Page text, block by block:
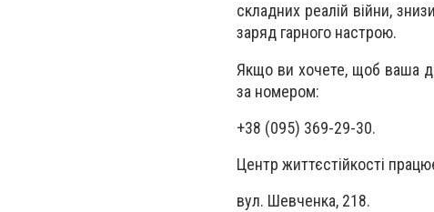
складних реалій війни,
заряд гарного настрою.
Якщо ви хочете, щоб ваша
за номером:
+38 (095) 369-29-30.
Центр життєстійкості
вул. Шевченка, 218.